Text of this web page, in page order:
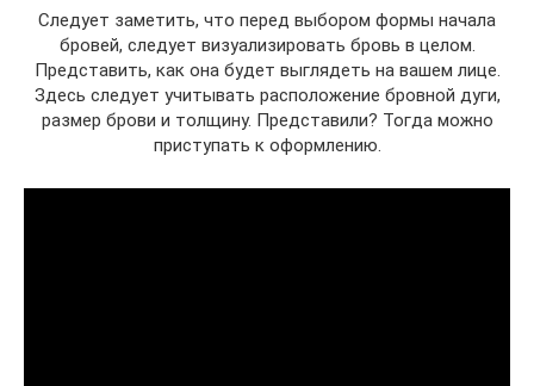
Следует заметить, что перед выбором формы начала
бровей, следует визуализировать бровь в целом.
Представить, как она будет выглядеть на вашем лице.
Здесь следует учитывать расположение бровной дуги,
размер брови и толщину. Представили? Тогда можно
приступать к оформлению.